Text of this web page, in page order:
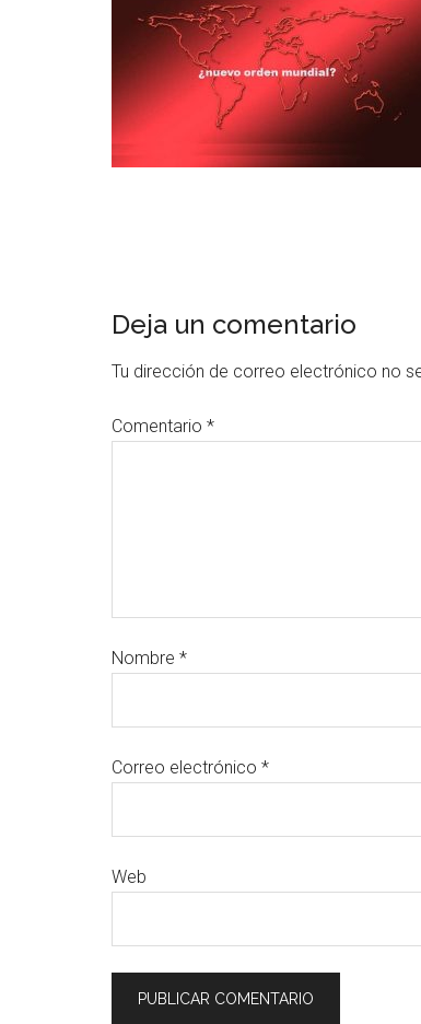
Deja un comentario
Tu dirección de correo electrónico no
Comentario *
Nombre *
Correo electrónico *
Web